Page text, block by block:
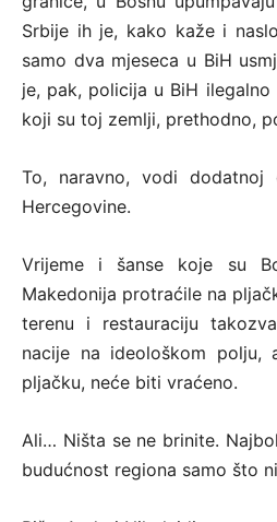
Srbije ih je, kako kaže i
samo dva mjeseca u BiH
je, pak, policija u BiH
koji su toj zemlji, prethodno,
To, naravno, vodi dodatnoj
Hercegovine.
Vrijeme i šanse koje su
Makedonija protraćile na
terenu i restauraciju
nacije na ideološkom polju,
pljačku, neće biti vraćeno.
Ali… Ništa se ne brinite.
budućnost regiona samo što